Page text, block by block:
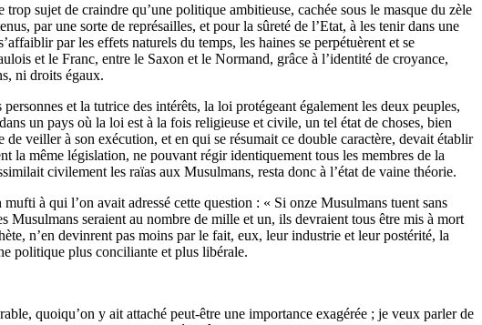
sujet de craindre qu’une politique ambitieuse, cachée sous le masque du zèle
par une sorte de représailles, et pour la sûreté de l’Etat, à les tenir dans une
par les effets naturels du temps, les haines se perpétuèrent et se
et le Franc, entre le Saxon et le Normand, grâce à l’identité de croyance,
ni droits égaux.
et la tutrice des intérêts, la loi protégeant également les deux peuples,
un pays où la loi est à la fois religieuse et civile, un tel état de choses, bien
veiller à son exécution, et en qui se résumait ce double caractère, devait établir
la même législation, ne pouvant régir identiquement tous les membres de la
civilement les raïas aux Musulmans, resta donc à l’état de vaine théorie.
à qui l’on avait adressé cette question : « Si onze Musulmans tuent sans
seraient au nombre de mille et un, ils devraient tous être mis à mort
n’en devinrent pas moins par le fait, eux, leur industrie et leur postérité, la
politique plus conciliante et plus libérale.
quoiqu’on y ait attaché peut-être une importance exagérée ; je veux parler de